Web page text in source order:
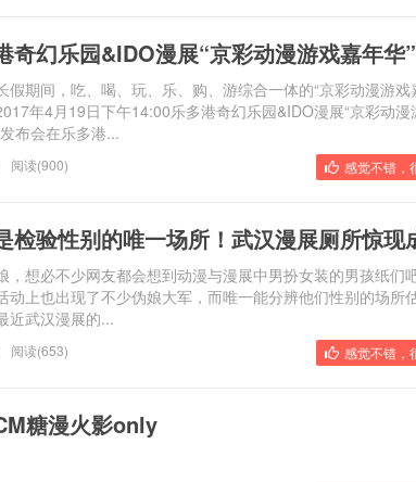
奇幻乐园&IDO漫展“京彩动漫游戏嘉年华”
假期间，吃、喝、玩、乐、购、游综合一体的“京彩动漫游戏
年4月19日下午14:00乐多港奇幻乐园&IDO漫展“京彩动漫
布会在乐多港...
感觉不错，
阅读(900)
检验性别的唯一场所！武汉漫展厕所惊现
，想必不少网友都会想到动漫与漫展中男扮女装的男孩纸们
动上也出现了不少伪娘大军，而唯一能分辨他们性别的场所
近武汉漫展的...
感觉不错，
阅读(653)
糖漫火影only